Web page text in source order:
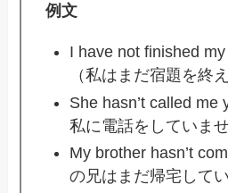
例文
I have not finished
（私はまだ宿題を終
She hasn’t called me
私に電話をしていませ
My brother hasn’t
の兄はまだ帰宅して